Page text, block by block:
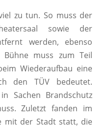
zu tun. So muss der
sowie der
werden, ebenso
muss zum Teil
Wiederaufbau eine
den TÜV bedeutet.
Sachen Brandschutz
Zuletzt fanden im
mit der Stadt statt, die